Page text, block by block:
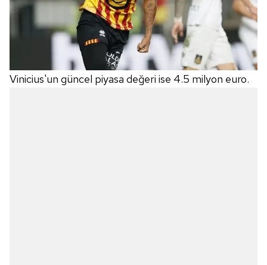
Vinicius'un güncel piyasa değeri ise 4.5 milyon euro.